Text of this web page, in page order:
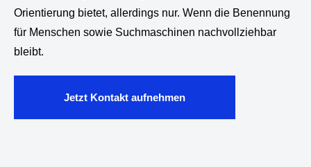
Orientierung bietet, allerdings nur. Wenn die Benennung
für Menschen sowie Suchmaschinen nachvollziehbar
bleibt.
Jetzt Kontakt aufnehmen